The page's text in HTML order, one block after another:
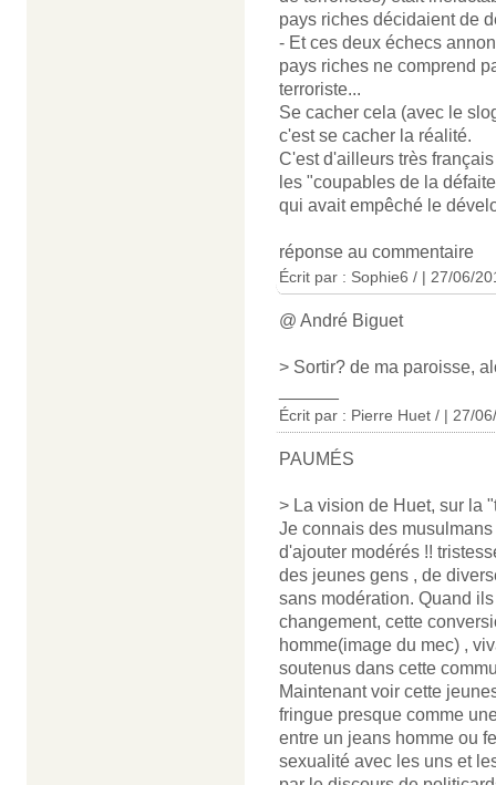
pays riches décidaient de
- Et ces deux échecs
pays riches ne comprend
terroriste...
Se cacher cela (avec le
c'est se cacher la réalité.
C'est d'ailleurs très
les "coupables de la
qui avait empêché le
réponse au commentaire
Écrit par : Sophie6 / | 27/06/
@ André Biguet
> Sortir? de ma paroisse,
Écrit par : Pierre Huet / | 27/
PAUMÉS
> La vision de Huet, sur la
Je connais des
d'ajouter modérés !!
des jeunes gens , de
sans modération. Quand
changement, cette
homme(image du mec) ,
soutenus dans cette
Maintenant voir cette
fringue presque comme
entre un jeans homme ou
sexualité avec les uns et